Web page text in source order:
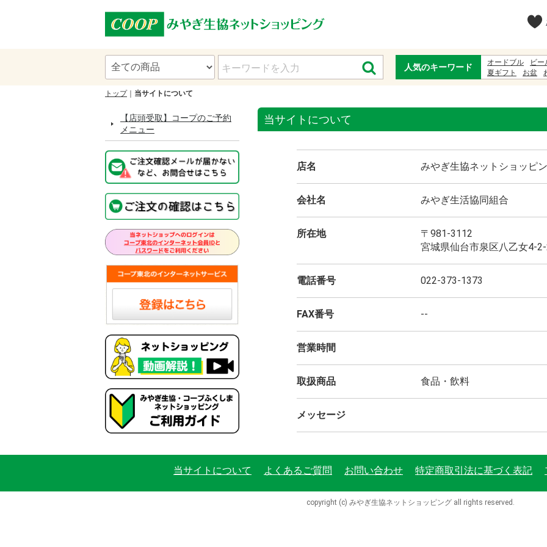
人気のキーワード オードブル ビー
夏ギフト
お盆
トップ
当サイトについて
【店頭受取】コープのご予約
メニュー
当サイトについて
店名 みやぎ生協ネットショッピ
会社名 みやぎ生活協同組合
所在地
〒981-3112
宮城県仙台市泉区八乙女4-
電話番号 022-373-1373
FAX番号 --
営業時間
取扱商品 食品・飲料
メッセージ
当サイトについて よくあるご質問 お問い合わせ 特定商取引法に基づく表記
copyright (c) みやぎ生協ネットショッピング all rights reserved.